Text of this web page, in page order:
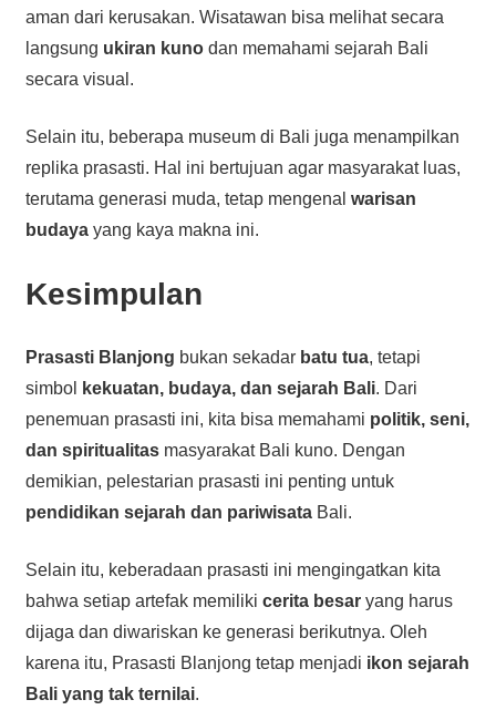
aman dari kerusakan. Wisatawan bisa melihat secara
langsung ukiran kunodan memahami sejarah Bali
secara visual.
Selain itu, beberapa museum di Bali juga menampilkan
replika prasasti. Hal ini bertujuan agar masyarakat luas,
terutama generasi muda, tetap mengenal warisan
budayayang kaya makna ini.
Kesimpulan
Prasasti Blanjong bukan sekadar batu tua, tetapi
simbol
kekuatan, budaya, dan sejarah Bali. Dari
penemuan prasasti ini, kita bisa memahami politik, seni,
dan spiritualitasmasyarakat Bali kuno. Dengan
demikian, pelestarian prasasti ini penting untuk
pendidikan sejarah dan pariwisataBali.
Selain itu, keberadaan prasasti ini mengingatkan kita
bahwa setiap artefak memiliki cerita besaryang harus
dijaga dan diwariskan ke generasi berikutnya. Oleh
karena itu, Prasasti Blanjong tetap menjadi ikon sejarah
Bali yang tak ternilai.